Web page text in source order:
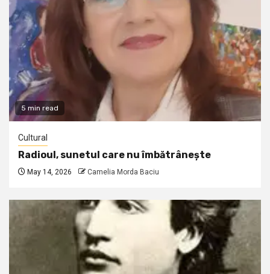
5 min read
Cultural
Radioul, sunetul care nu îmbătrânește
May 14, 2026 Camelia Morda Baciu